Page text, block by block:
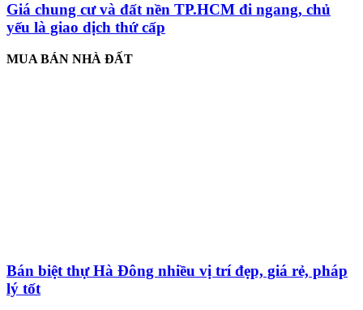
Giá chung cư và đất nền TP.HCM đi ngang, chủ
yếu là giao dịch thứ cấp
MUA BÁN NHÀ ĐẤT
Bán biệt thự Hà Đông nhiều vị trí đẹp, giá rẻ, pháp
lý tốt